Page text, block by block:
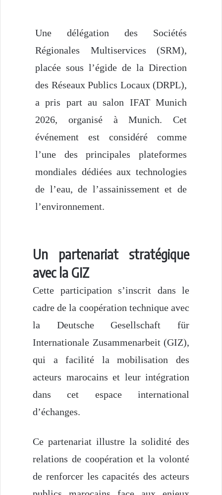
Une délégation des Sociétés
Régionales Multiservices (SRM),
placée sous l’égide de la Direction
des Réseaux Publics Locaux (DRPL),
a pris part au salon IFAT Munich
2026, organisé àMunich. Cet
événement est considéré comme
l’une des principales plateformes
mondiales dédiées aux technologies
de l’eau, de l’assainissement et de
l’environnement.
Un partenariat stratégique
avec la GIZ
Cette participation s’inscrit dans le
cadre de la coopération technique avec
la Deutsche Gesellschaft für
Internationale Zusammenarbeit (GIZ),
qui a facilité la mobilisation des
acteurs marocains et leur intégration
dans cet espace international
d’échanges.
Ce partenariat illustre la solidité des
relations de coopération et la volonté
de renforcer les capacités des acteurs